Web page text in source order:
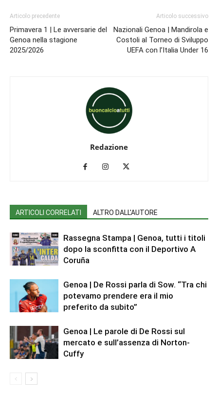
Articolo precedente
Primavera 1 | Le avversarie del
Genoa nella stagione
2025/2026
Articolo successivo
Nazionali Genoa | Mandirola e
Costoli al Torneo di Sviluppo
UEFA con l’Italia Under 16
Redazione
ARTICOLI CORRELATI ALTRO DALL'AUTORE
Rassegna Stampa | Genoa, tutti i titoli
dopo la sconfitta con il Deportivo A
Coruña
Genoa | De Rossi parla di Sow. “Tra chi
potevamo prendere era il mio
preferito da subito”
Genoa | Le parole di De Rossi sul
mercato e sull’assenza di Norton-
Cuffy